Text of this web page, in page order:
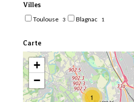
Villes
Toulouse
3 Blagnac 1
Carte
1
+
−